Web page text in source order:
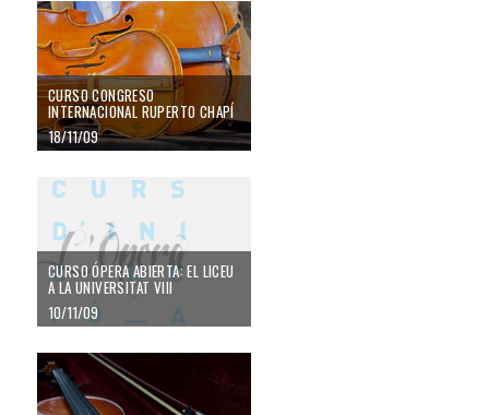
CURSO CONGRESO
INTERNACIONAL RUPERTO CHAPÍ
18/11/09
CURSO ÓPERA ABIERTA: EL LICEU
A LA UNIVERSITAT VIII
10/11/09